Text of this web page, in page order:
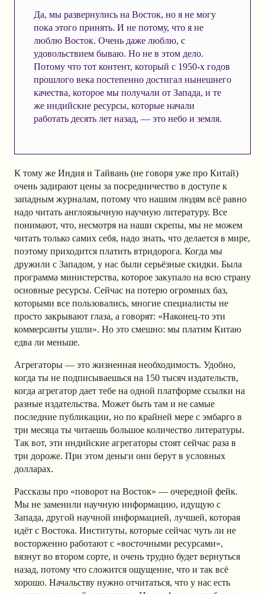
Да, мы развернулись на Восток, но я не могу
пока этого принять. И не потому, что я не
люблю Восток. Очень даже люблю, с
удовольствием бываю. Но не в этом дело.
Потому что тот контент, который с 1950-х годов
прошлого века постепенно достигал нынешнего
качества, которое мы получали от Запада, и те
же индийские ресурсы, которые начали
работать десять лет назад, — это небо и земля.
К тому же Индия и Тайвань (не говоря уже про Китай)
очень задирают цены за посредничество в доступе к
западным журналам, потому что нашим людям всё равно
надо читать англоязычную научную литературу. Все
понимают, что, несмотря на наши скрепы, мы не можем
читать только самих себя, надо знать, что делается в мире,
поэтому приходится платить втридорога. Когда мы
дружили с Западом, у нас были серьёзные скидки. Была
программа министерства, которое закупало на всю страну
основные ресурсы. Сейчас на потерю огромных баз,
которыми все пользовались, многие специалисты не
просто закрывают глаза, а говорят: «Наконец-то эти
коммерсанты ушли». Но это смешно: мы платим Китаю
едва ли меньше.
Агрегаторы — это жизненная необходимость. Удобно,
когда ты не подписываешься на 150 тысяч издательств,
когда агрегатор дает тебе на одной платформе ссылки на
разные издательства. Может быть там и не самые
последние публикации, но по крайней мере с эмбарго в
три месяца ты читаешь большое количество литературы.
Так вот, эти индийские агрегаторы стоят сейчас раза в
три дороже. При этом деньги они берут в условных
долларах.
Рассказы про «поворот на Восток» — очередной фейк.
Мы не заменили научную информацию, идущую с
Запада, другой научной информацией, лучшей, которая
идёт с Востока. Институты, которые сейчас чуть ли не
восторженно работают с «восточными ресурсами»,
вязнут во втором сорте, и очень трудно будет вернуться
назад, потому что сложится ощущение, что и так всё
хорошо. Начальству нужно отчитаться, что у нас есть